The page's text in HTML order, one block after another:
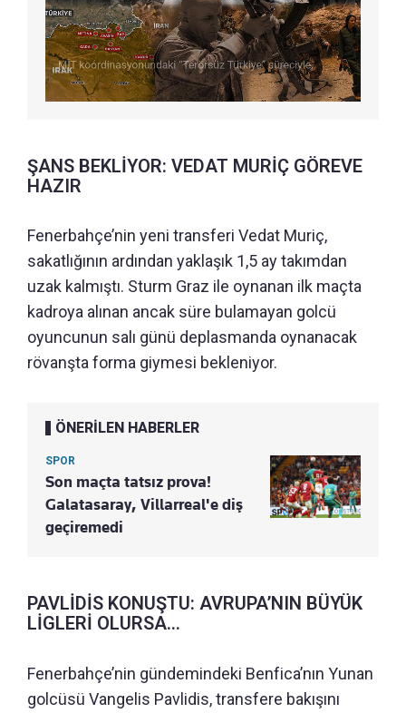
ŞANS BEKLİYOR: VEDAT MURİÇ GÖREVE
HAZIR
Fenerbahçe’nin yeni transferi Vedat Muriç,
sakatlığının ardından yaklaşık 1,5 ay takımdan
uzak kalmıştı. Sturm Graz ile oynanan ilk maçta
kadroya alınan ancak süre bulamayan golcü
oyuncunun salı günü deplasmanda oynanacak
rövanşta forma giymesi bekleniyor.
ÖNERİLEN HABERLER
SPOR
Son maçta tatsız prova!
Galatasaray, Villarreal'e diş
geçiremedi
PAVLİDİS KONUŞTU: AVRUPA’NIN BÜYÜK
LİGLERİ OLURSA...
Fenerbahçe’nin gündemindeki Benfica’nın Yunan
golcüsü Vangelis Pavlidis, transfere bakışını